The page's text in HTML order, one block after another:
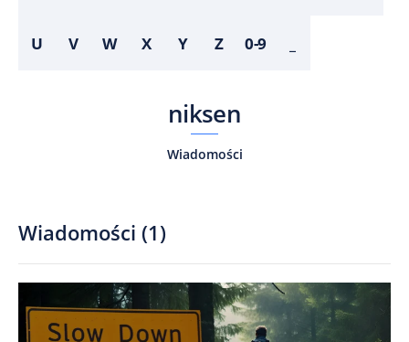
U V W X Y Z 0-9
niksen
Wiadomości
Wiadomości (1)